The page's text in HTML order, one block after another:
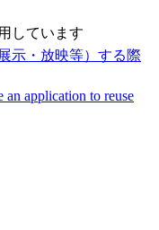
しています
示・放映等）する際
an application to reuse